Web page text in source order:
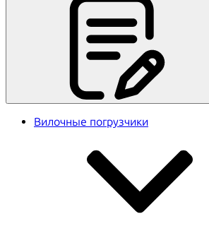
Вилочные погрузчики